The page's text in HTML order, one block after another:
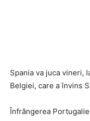
Spania va juca vineri,
Belgiei, care a învins
Înfrângerea